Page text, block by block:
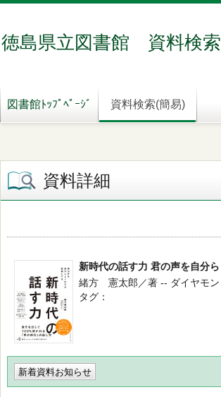
徳島県立図書館 資料検
図書館ﾄｯﾌﾟﾍﾟｰｼﾞ 資料検索(簡易)
資料詳細
新時代の話す力 君の声を自分
緒方 憲太郎／著 -- ダイヤモン
タグ
新着資料お知らせ